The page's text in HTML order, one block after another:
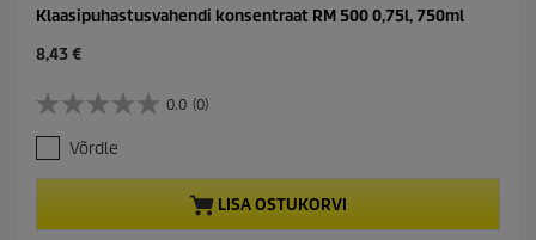
Klaasipuhastusvahendi konsentraat RM 500 0,75l, 750ml
C
r
e
n
t
r
8,43 €
0.0 (0)
0
.
0
/
Võrdle
LISA OSTUKORVI